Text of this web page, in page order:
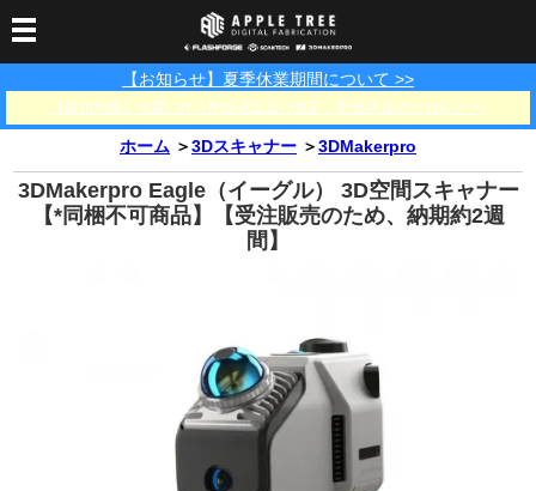
【お知らせ】夏季休業期間について >>
【佐川急便】地震に伴う配送遅延及び集荷・配達停止のお知らせ >>
3Dプリンター
3Dプリンター一覧 FLASHFORGE Bambu Lab
3Dスキャナー
SCANOLOGY 3DeVOK 3Dスキャナー消耗品
3DMakerpro
フィラメント
フィラメント一覧 FLASHFORGE Bambu Lab
その他
光造形用レジン
LCD用レジン
消耗品
その他
フィラメント保管用乾
燥剤
カプトンテープ
サポート
ダウンロード
ショールーム
オフィシャルサイト
ホーム ＞3Dスキャナー ＞3DMakerpro
3DMakerpro Eagle（イーグル） 3D空間スキャナー
【*同梱不可商品】【受注販売のため、納期約2週
間】